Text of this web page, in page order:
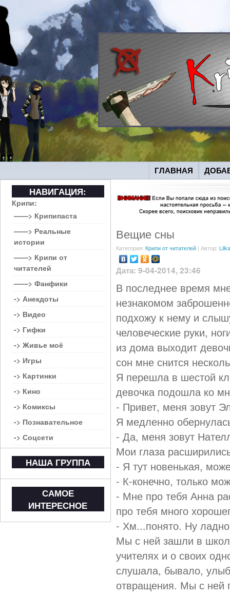
ГЛАВНАЯ
Вещие сны
Категория: Крипи от читателей | Автор:
Дата: 9-04-2014, 23:46
В последнее время
незнакомом
подхожу к нему и
человеческие руки,
из дома выходит
сон мне снится
Я перешла в шестой
девочка подошла ко
- Привет, меня зовут
Я медленно
- Да, меня зовут
Мои глаза
- Я тут новенькая,
- К-конечно, только
- Мне про тебя Анна
про тебя много
- Хм...понято. Ну
Мы с ней зашли в
учителях и о своих
слушала, бывало,
отвращения. Мы с ней
НАВИГАЦИЯ:
Крипи:
——> Крипипаста
——> Реальные
истории
——> Крипи от
читателей
——> Фанфики
-> Анекдоты
-> Видео
-> Гифки
-> Живье моё
-> Игры
-> Картинки
-> Кино
-> Комиксы
-> Познавательное
-> Соцсети
НАША ГРУППА
САМОЕ
ИНТЕРЕСНОЕ